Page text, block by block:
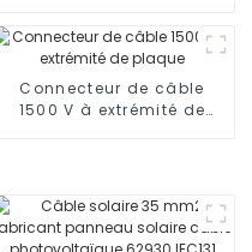
Connecteur de câble
1500 V à extrémité de